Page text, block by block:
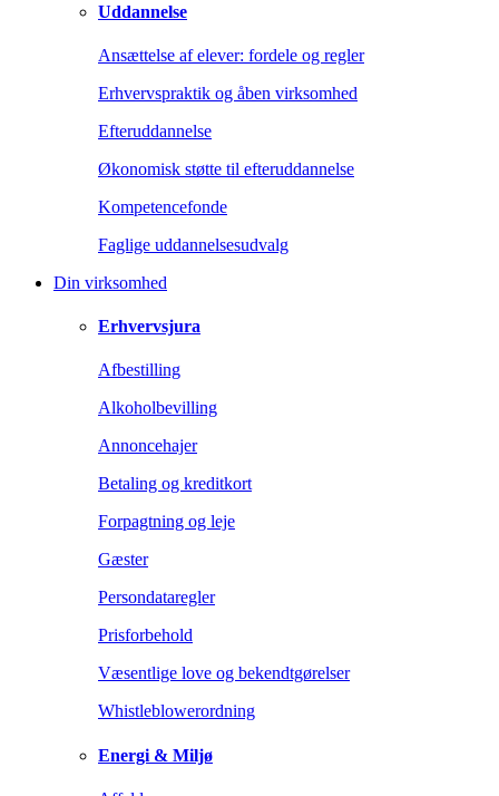
Uddannelse
Ansættelse af elever: fordele og regler
Erhvervspraktik og åben virksomhed
Efteruddannelse
Økonomisk støtte til efteruddannelse
Kompetencefonde
Faglige uddannelsesudvalg
Din virksomhed
Erhvervsjura
Afbestilling
Alkoholbevilling
Annoncehajer
Betaling og kreditkort
Forpagtning og leje
Gæster
Persondataregler
Prisforbehold
Væsentlige love og bekendtgørelser
Whistleblowerordning
Energi & Miljø